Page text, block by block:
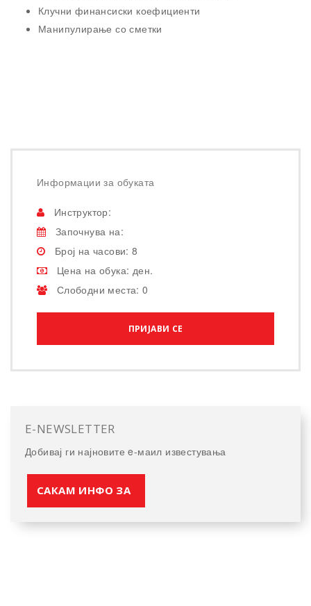
Клучни финансиски коефициенти
Манипулирање со сметки
Информации за обуката
Инструктор:
Започнува на:
Број на часови: 8
Цена на обука: ден.
Слободни места: 0
ПРИЈАВИ СЕ
E-NEWSLETTER
Добивај ги најновите e-маил известувања
САКАМ ИНФО ЗА